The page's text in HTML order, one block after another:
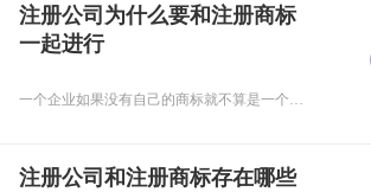
注册公司为什么要和注册商标
一起进行
注册公司和注册商标存在哪些